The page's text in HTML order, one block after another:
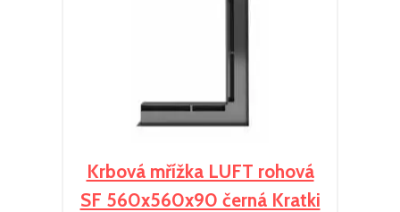
Krbová mřížka LUFT rohová
SF 560x560x90 černá Kratki